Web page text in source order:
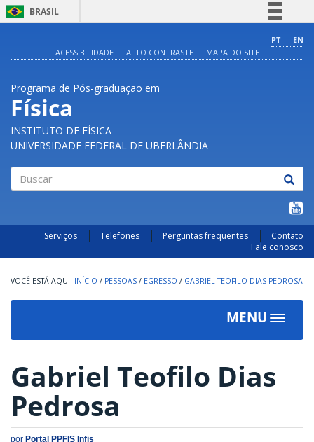
BRASIL
Comunica BR
PT
EN
ACESSIBILIDADE
ALTO CONTRASTE MAPA DO SITE
Programa de Pós-graduação em
Física
INSTITUTO DE FÍSICA
UNIVERSIDADE FEDERAL DE UBERLÂNDIA
Serviços Telefones Perguntas frequentes
Contato
Fale conosco
INÍCIO / PESSOAS / EGRESSO / GABRIEL TEOFILO DIAS PEDROSA
MENU
Toggle
Gabriel Teofilo Dias
Pedrosa
por Portal PPFIS Infis